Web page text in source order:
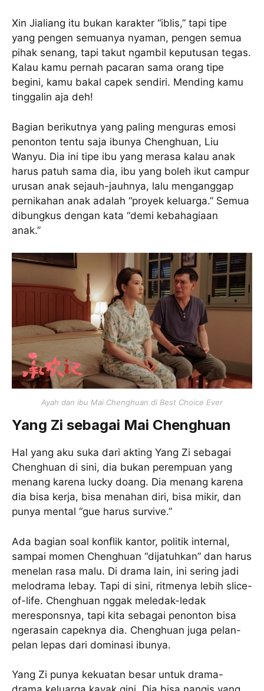
Xin Jialiang itu bukan karakter “iblis,” tapi tipe
yang pengen semuanya nyaman, pengen semua
pihak senang, tapi takut ngambil keputusan tegas.
Kalau kamu pernah pacaran sama orang tipe
begini, kamu bakal capek sendiri. Mending kamu
tinggalin aja deh!
Bagian berikutnya yang paling menguras emosi
penonton tentu saja ibunya Chenghuan, Liu
Wanyu. Dia ini tipe ibu yang merasa kalau anak
harus patuh sama dia, ibu yang boleh ikut campur
urusan anak sejauh-jauhnya, lalu menganggap
pernikahan anak adalah “proyek keluarga.” Semua
dibungkus dengan kata “demi kebahagiaan
anak.”
Ayah dan ibu Mai Chenghuan di Best Choice Ever
Yang Zi sebagai Mai Chenghuan
Hal yang aku suka dari akting Yang Zi sebagai
Chenghuan di sini, dia bukan perempuan yang
menang karena lucky doang. Dia menang karena
dia bisa kerja, bisa menahan diri, bisa mikir, dan
punya mental “gue harus survive.”
Ada bagian soal konflik kantor, politik internal,
sampai momen Chenghuan “dijatuhkan” dan harus
menelan rasa malu. Di drama lain, ini sering jadi
melodrama lebay. Tapi di sini, ritmenya lebih slice-
of-life. Chenghuan nggak meledak-ledak
meresponsnya, tapi kita sebagai penonton bisa
ngerasain capeknya dia. Chenghuan juga pelan-
pelan lepas dari dominasi ibunya.
Yang Zi punya kekuatan besar untuk drama-